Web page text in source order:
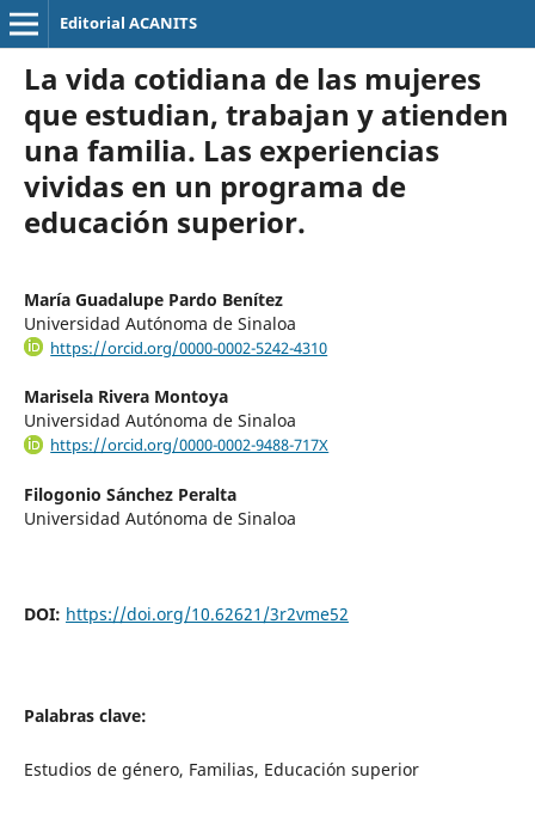
Editorial ACANITS
La vida cotidiana de las mujeres
que estudian, trabajan y atienden
una familia. Las experiencias
vividas en un programa de
educación superior.
María Guadalupe Pardo Benítez
Universidad Autónoma de Sinaloa
https://orcid.org/0000-0002-5242-4310
Marisela Rivera Montoya
Universidad Autónoma de Sinaloa
https://orcid.org/0000-0002-9488-717X
Filogonio Sánchez Peralta
Universidad Autónoma de Sinaloa
DOI: https://doi.org/10.62621/3r2vme52
Palabras clave:
Estudios de género, Familias, Educación superior